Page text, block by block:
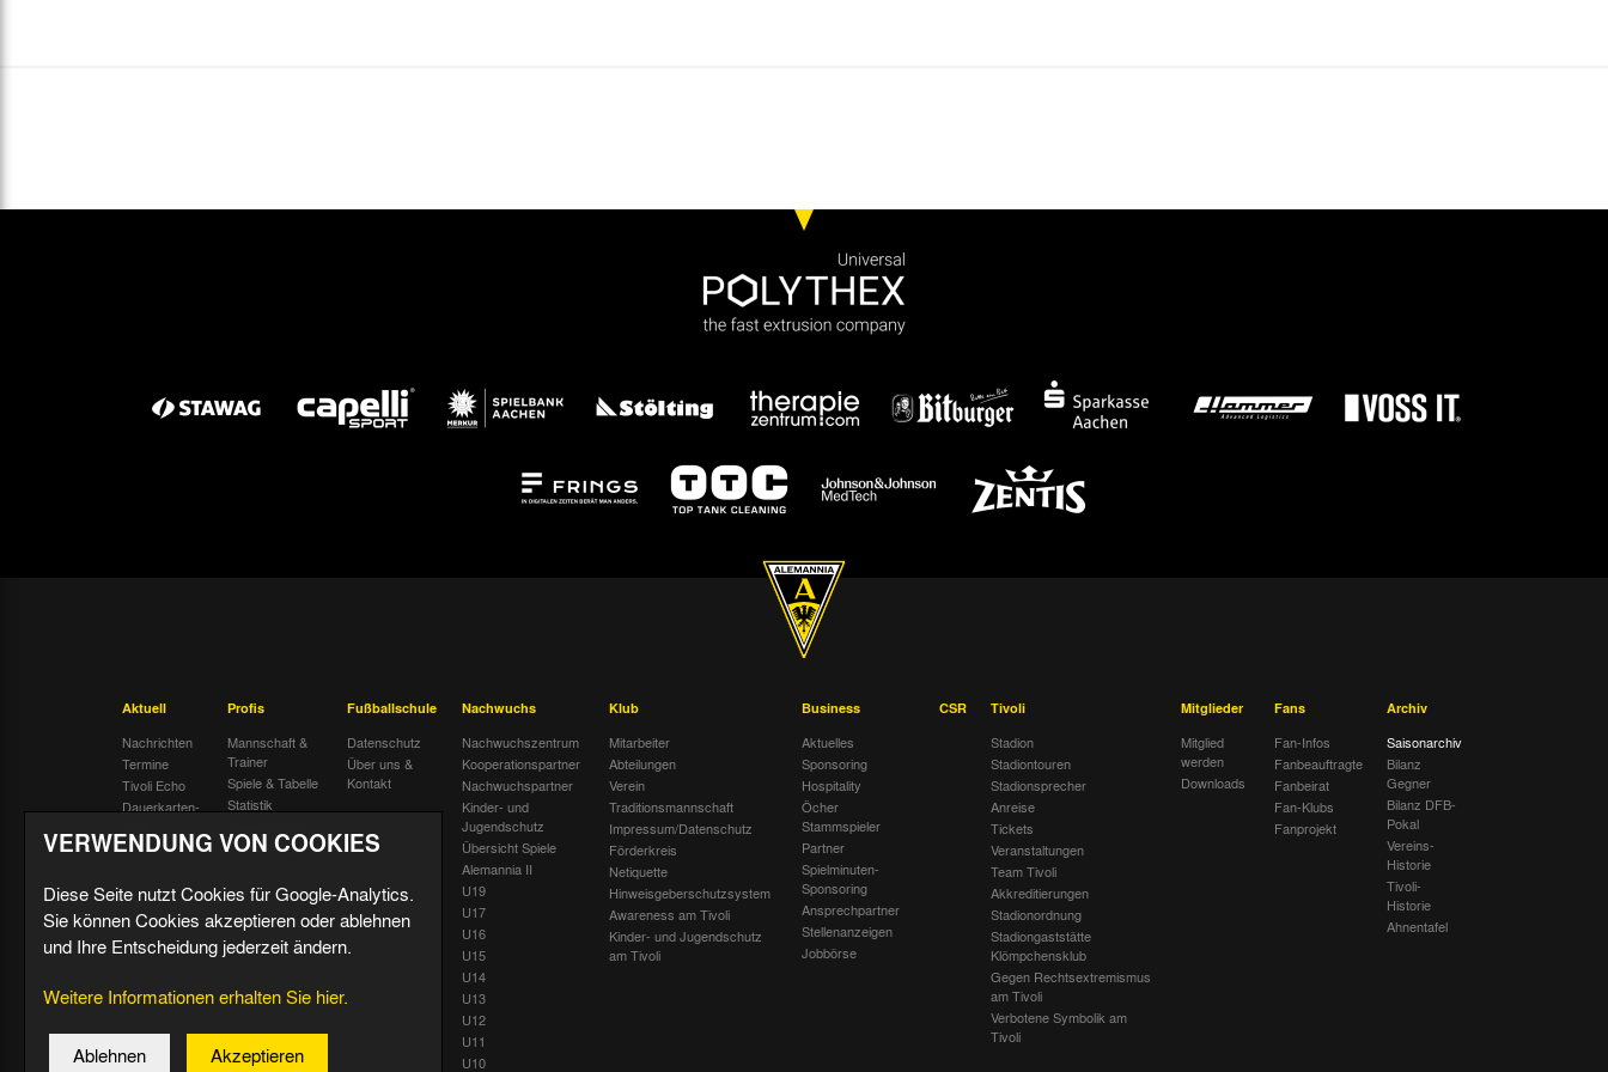
Aktuell
Nachrichten
Termine
Tivoli Echo
Dauerkarten-
Radiostream
Profis
Mannschaft &
Trainer
Spiele & Tabelle
Statistik
Geburtstage
Fußballschule
Datenschutz
Über uns &
Kontakt
Nachwuchs
Nachwuchszentrum
Kooperationspartner
Nachwuchspartner
Kinder- und
Jugendschutz
Übersicht Spiele
Alemannia II
U19
U17
U16
U15
U14
U13
U12
U11
U10
Klub
Mitarbeiter
Abteilungen
Verein
Traditionsmannschaft
Impressum/Datenschutz
Förderkreis
Netiquette
Hinweisgeberschutzsystem
Awareness am Tivoli
Kinder- und Jugendschutz
am Tivoli
Business
Aktuelles
Sponsoring
Hospitality
Öcher
Stammspieler
Partner
Spielminuten-
Sponsoring
Ansprechpartner
Stellenanzeigen
Jobbörse
CSR
Tivoli
Stadion
Stadiontouren
Stadionsprecher
Anreise
Tickets
Veranstaltungen
Team Tivoli
Akkreditierungen
Stadionordnung
Stadiongaststätte
Klömpchensklub
Gegen Rechtsextremismus
am Tivoli
Verbotene Symbolik am
Tivoli
Mitglieder
Mitglied
werden
Downloads
Fans
Fan-Infos
Fanbeauftragte
Fanbeirat
Fan-Klubs
Fanprojekt
Archiv
Saisonarchiv
Bilanz
Gegner
Bilanz DFB-
Pokal
Vereins-
Historie
Tivoli-
Historie
Ahnentafel
VERWENDUNG VON COOKIES
Diese Seite nutzt Cookies für Google-Analytics.
Sie können Cookies akzeptieren oder ablehnen
und Ihre Entscheidung jederzeit ändern.
Weitere Informationen erhalten Sie hier.
Ablehnen Akzeptieren